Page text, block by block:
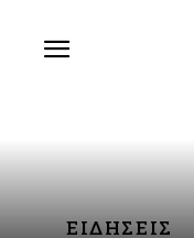
ΕΙΔΗΣΕΙΣ